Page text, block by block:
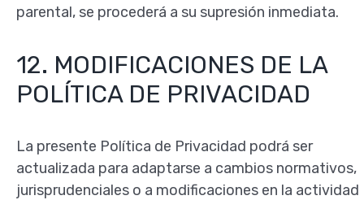
parental, se procederá a su supresión inmediata.
12. MODIFICACIONES DE LA
POLÍTICA DE PRIVACIDAD
La presente Política de Privacidad podrá ser
actualizada para adaptarse a cambios normativos,
jurisprudenciales o a modificaciones en la actividad